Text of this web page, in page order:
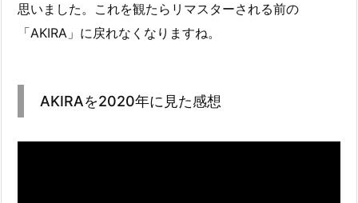
思いました。これを観たらリマスターされる前の
「AKIRA」に戻れなくなりますね。
AKIRAを2020年に見た感想